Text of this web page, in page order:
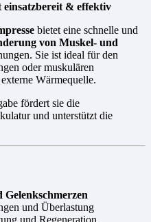
einsatzbereit & effektiv
bietet eine schnelle und
von Muskel- und
Sie ist ideal für den
oder muskulären
Wärmequelle.
fördert sie die
und unterstützt die
Gelenkschmerzen
und Überlastung
und Regeneration